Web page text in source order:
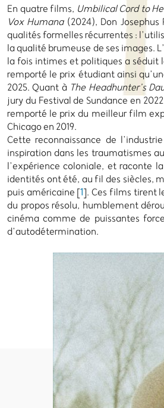
En quatre films, Umbilical Cord to
Vox Humana(2024), Don Josephus
qualités formelles récurrentes :
la qualité brumeuse de ses images.
la fois intimes et politiques a séduit
remporté le prix étudiant ainsi
2025. Quant à The Headhunter’s
jury du Festival de Sundance en
remporté le prix du meilleur film
Chicago en 2019.
Cette reconnaissance de
inspiration dans les traumatismes
l’expérience coloniale, et raconte
identités ont été, au fil des siècles,
puis américaine[1]. Ces films tirent
du propos résolu, humblement
cinéma comme de puissantes
d’autodétermination.